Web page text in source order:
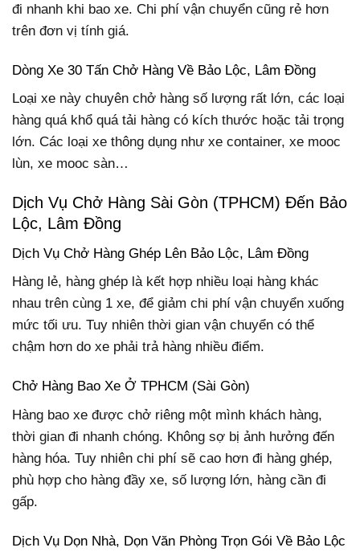
đi nhanh khi bao xe. Chi phí vận chuyển cũng rẻ hơn
trên đơn vị tính giá.
Dòng Xe 30 Tấn Chở Hàng Về Bảo Lộc, Lâm Đồng
Loại xe này chuyên chở hàng số lượng rất lớn, các loại
hàng quá khổ quá tải hàng có kích thước hoặc tải trọng
lớn. Các loại xe thông dụng như xe container, xe mooc
lùn, xe mooc sàn…
Dịch Vụ Chở Hàng Sài Gòn (TPHCM) Đến Bảo
Lộc, Lâm Đồng
Dịch Vụ Chở Hàng Ghép Lên Bảo Lộc, Lâm Đồng
Hàng lẻ, hàng ghép là kết hợp nhiều loại hàng khác
nhau trên cùng 1 xe, để giảm chi phí vận chuyển xuống
mức tối ưu. Tuy nhiên thời gian vận chuyển có thể
chậm hơn do xe phải trả hàng nhiều điểm.
Chở Hàng Bao Xe Ở TPHCM (Sài Gòn)
Hàng bao xe được chở riêng một mình khách hàng,
thời gian đi nhanh chóng. Không sợ bị ảnh hưởng đến
hàng hóa. Tuy nhiên chi phí sẽ cao hơn đi hàng ghép,
phù hợp cho hàng đầy xe, số lượng lớn, hàng cần đi
gấp.
Dịch Vụ Dọn Nhà, Dọn Văn Phòng Trọn Gói Về Bảo Lộc